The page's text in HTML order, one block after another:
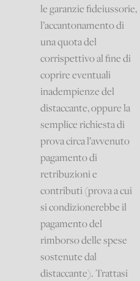
le garanzie fideiussorie,
l’accantonamento di
una quota del
corrispettivo al fine di
coprire eventuali
inadempienze del
distaccante, oppure la
semplice richiesta di
prova circa l’avvenuto
pagamento di
retribuzioni e
contributi (prova a cui
si condizionerebbe il
pagamento del
rimborso delle spese
sostenute dal
distaccante). Trattasi